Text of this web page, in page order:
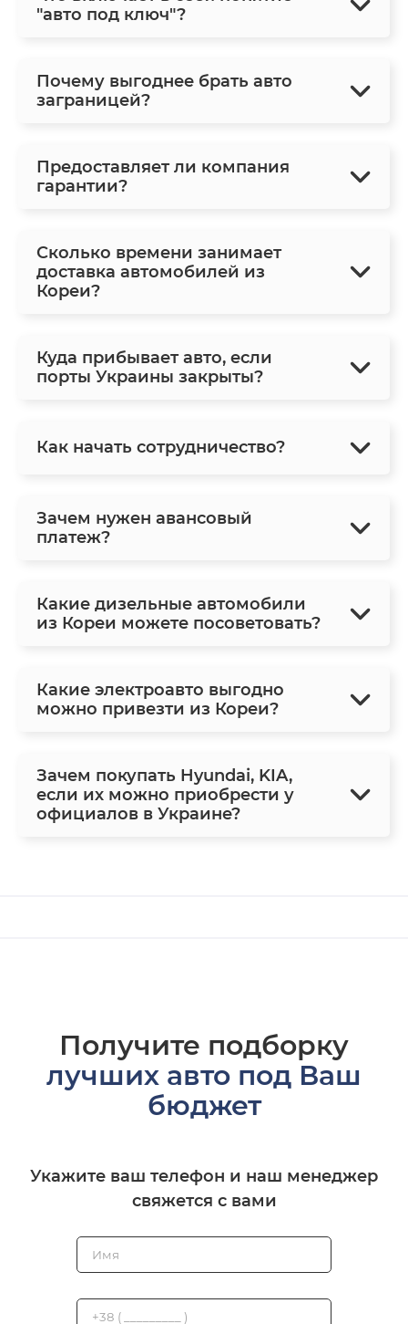
"авто под ключ"?
Почему выгоднее брать авто
заграницей?
Предоставляет ли компания
гарантии?
Сколько времени занимает
доставка автомобилей из
Кореи?
Куда прибывает авто, если
порты Украины закрыты?
Как начать сотрудничество?
Зачем нужен авансовый
платеж?
Какие дизельные автомобили
из Кореи можете посоветовать?
Какие электроавто выгодно
можно привезти из Кореи?
Зачем покупать Hyundai, KIA,
если их можно приобрести у
официалов в Украине?
Получите подборку
лучших авто под Ваш
бюджет
Укажите ваш телефон и наш менеджер
свяжется с вами